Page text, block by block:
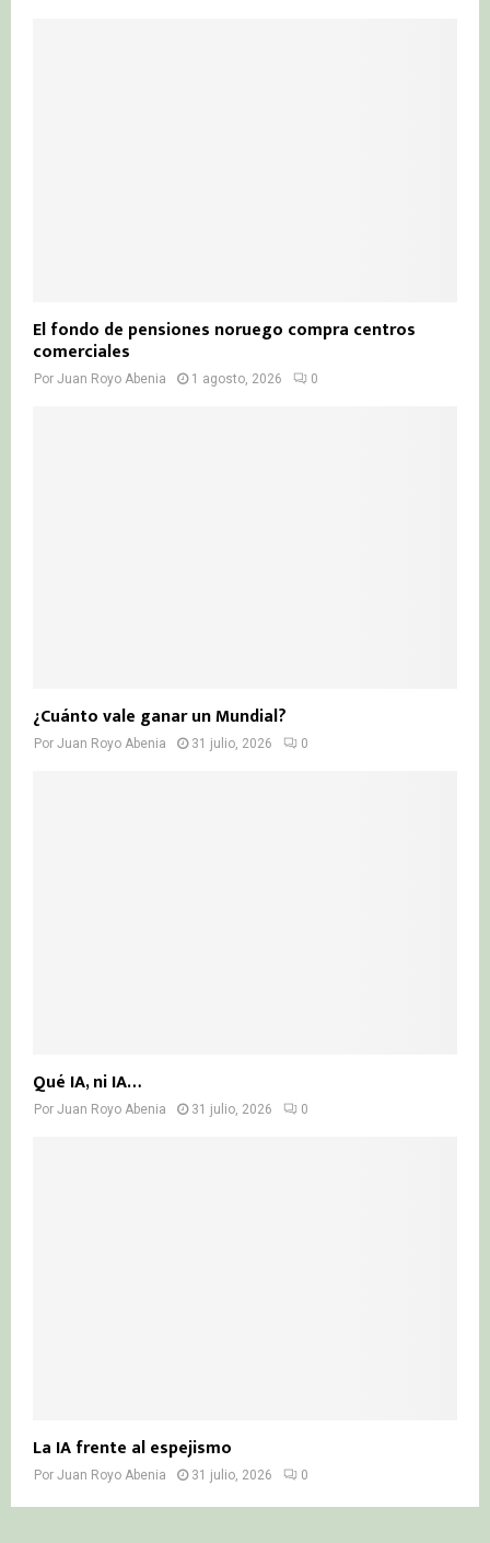
El fondo de pensiones noruego compra centros
comerciales
Por Juan Royo Abenia 1 agosto, 2026 0
¿Cuánto vale ganar un Mundial?
Por Juan Royo Abenia 31 julio, 2026 0
Qué IA, ni IA…
Por Juan Royo Abenia 31 julio, 2026 0
La IA frente al espejismo
Por Juan Royo Abenia 31 julio, 2026 0